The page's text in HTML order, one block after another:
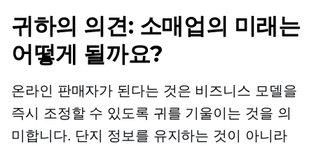
귀하의 의견: 소매업의 미래는
어떻게 될까요?
온라인 판매자가 된다는 것은 비즈니스 모델을
즉시 조정할 수 있도록 귀를 기울이는 것을 의
미합니다. 단지 정보를 유지하는 것이 아니라